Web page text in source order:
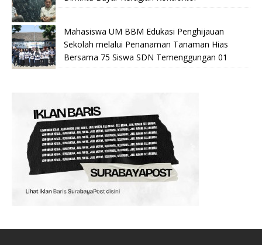
Mahasiswa UM BBM Edukasi Penghijauan
Sekolah melalui Penanaman Tanaman Hias
Bersama 75 Siswa SDN Temenggungan 01